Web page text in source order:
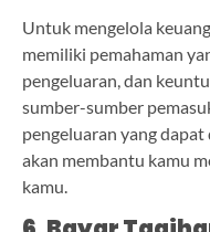
Untuk mengelola
memiliki pemahaman
pengeluaran, dan
sumber-sumber
pengeluaran yang
akan membantu kamu
kamu.